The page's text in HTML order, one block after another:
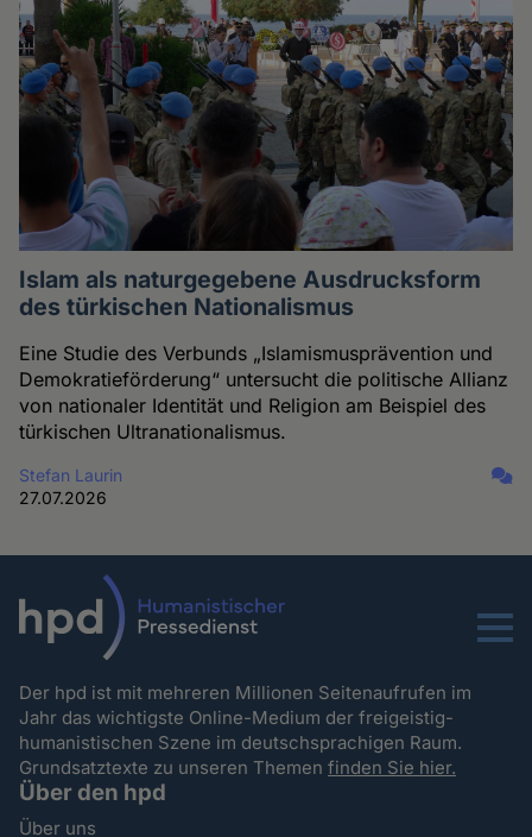
Islam als naturgegebene Ausdrucksform
des türkischen Nationalismus
Eine Studie des Verbunds „Islamismusprävention und
Demokratieförderung“ untersucht die politische Allianz
von nationaler Identität und Religion am Beispiel des
türkischen Ultranationalismus.
Stefan Laurin
27.07.2026
Menu
Der hpd ist mit mehreren Millionen Seitenaufrufen im
Jahr das wichtigste Online-Medium der freigeistig-
humanistischen Szene im deutschsprachigen Raum.
Grundsatztexte zu unseren Themenfinden Sie hier.
Über den hpd
Über uns